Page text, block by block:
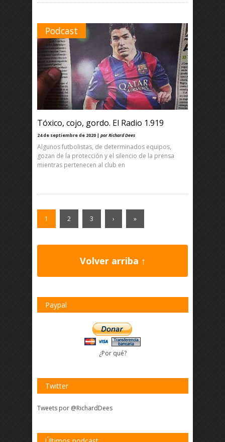
Podcast
Tóxico, cojo, gordo. El Radio 1.919
24 de septiembre de 2020 | por Richard Dees
Algunos futbolistas, de determinados equipos,
gozan de la protección y el silencio de la prensa
mientras pertenecen al club en
1 2 3 › »
Volver arriba ↑
Paypal
¿Por qué?
Twitter
Tweets por @RichardDees